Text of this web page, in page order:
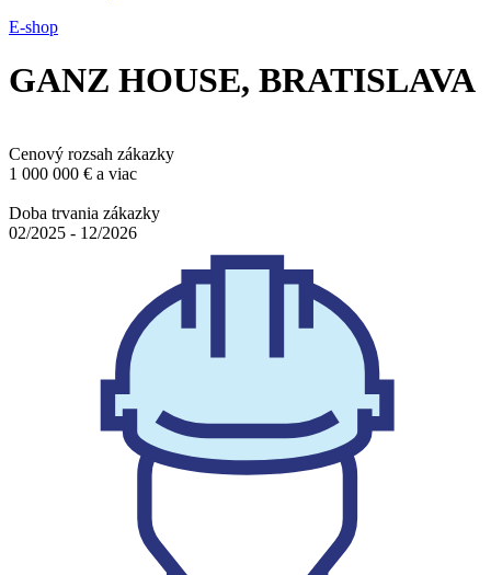
E-shop
GANZ HOUSE, BRATISLAVA
Cenový rozsah zákazky
1 000 000 € a viac
Doba trvania zákazky
02/2025 - 12/2026